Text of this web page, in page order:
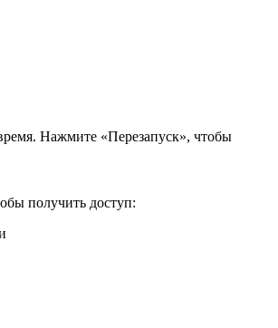
Нажмите «Перезапуск», чтобы
получить доступ: